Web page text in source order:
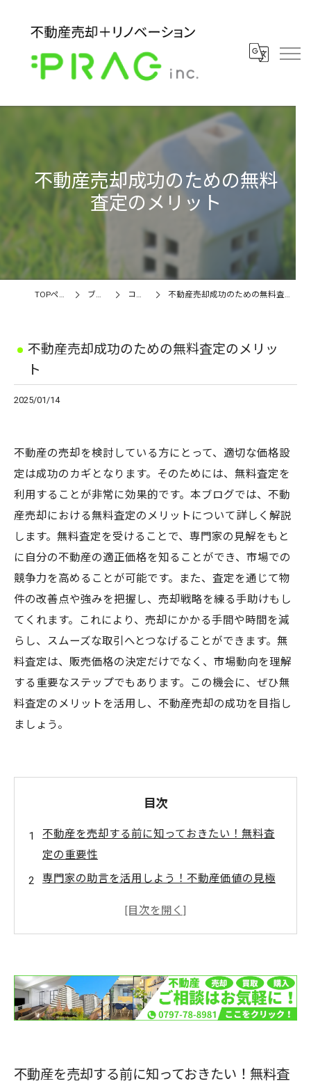
不動産売却成功のための無料
査定のメリット
TOPページ ブログ コラム 不動産売却成功のための無料査定のメリット
不動産売却成功のための無料査定のメリッ
ト
2025/01/14
不動産の売却を検討している方にとって、適切な価格設
定は成功のカギとなります。そのためには、無料査定を
利用することが非常に効果的です。本ブログでは、不動
産売却における無料査定のメリットについて詳しく解説
します。無料査定を受けることで、専門家の見解をもと
に自分の不動産の適正価格を知ることができ、市場での
競争力を高めることが可能です。また、査定を通じて物
件の改善点や強みを把握し、売却戦略を練る手助けもし
てくれます。これにより、売却にかかる手間や時間を減
らし、スムーズな取引へとつなげることができます。無
料査定は、販売価格の決定だけでなく、市場動向を理解
する重要なステップでもあります。この機会に、ぜひ無
料査定のメリットを活用し、不動産売却の成功を目指し
ましょう。
目次
不動産を売却する前に知っておきたい！無料査
定の重要性
専門家の助言を活用しよう！不動産価値の見極
手間を省く！スムーズな不動産売却の実現法
査定を通じて知る！物件の強みと改善点
不動産を売却する前に知っておきたい！無料査